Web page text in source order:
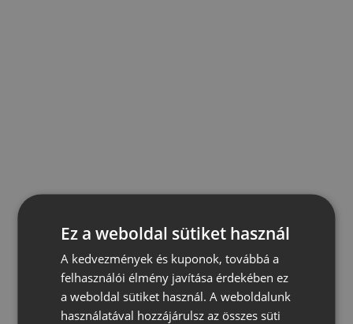
Ez a weboldal sütiket használ
A kedvezmények és kuponok, továbbá a
felhasználói élmény javítása érdekében ez
a weboldal sütiket használ. A weboldalunk
használatával hozzájárulsz az összes süti